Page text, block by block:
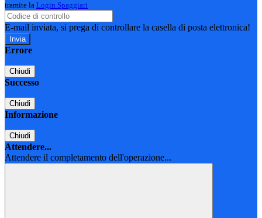
tramite la Login Spaggiari
E-mail inviata, si prega di controllare la casella di posta elettronica!
Errore
Chiudi
Successo
Chiudi
Informazione
Chiudi
Attendere...
Attendere il completamento dell'operazione...